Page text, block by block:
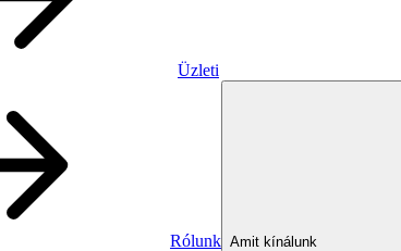
Üzleti
Rólunk Amit kínálunk